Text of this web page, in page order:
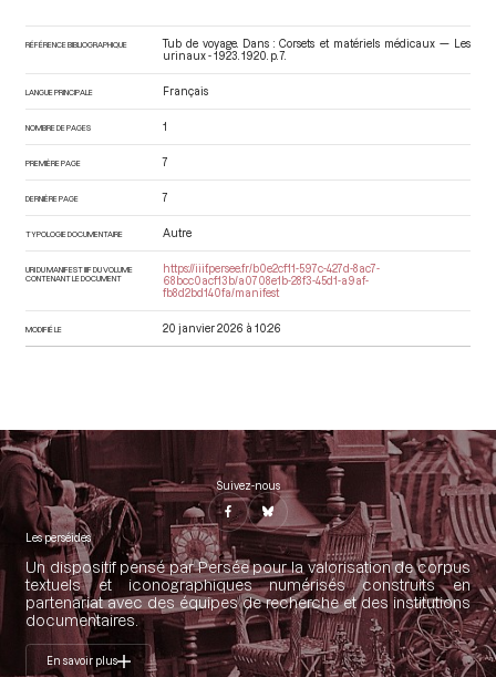
RÉFÉRENCE BIBLIOGRAPHIQUE
Tub de voyage. Dans : Corsets et matériels médicaux — Les
urinaux - 1923 . 1920. p. 7.
LANGUE PRINCIPALE Français
NOMBRE DE PAGES 1
PREMIÈRE PAGE 7
DERNIÈRE PAGE 7
TYPOLOGIE DOCUMENTAIRE Autre
URI DU MANIFEST IIIF DU VOLUME
CONTENANT LE DOCUMENT
https://iiif.persee.fr/b0e2cf11-597c-427d-8ac7-
68bcc0acf13b/a0708e1b-28f3-45d1-a9af-
fb8d2bd140fa/manifest
MODIFIÉ LE 20 janvier 2026 à 10:26
Suivez-nous
Les perséides
Un dispositif pensé par Persée pour la valorisation de corpus
textuels et iconographiques numérisés construits en
partenariat avec des équipes de recherche et des institutions
documentaires.
En savoir plus